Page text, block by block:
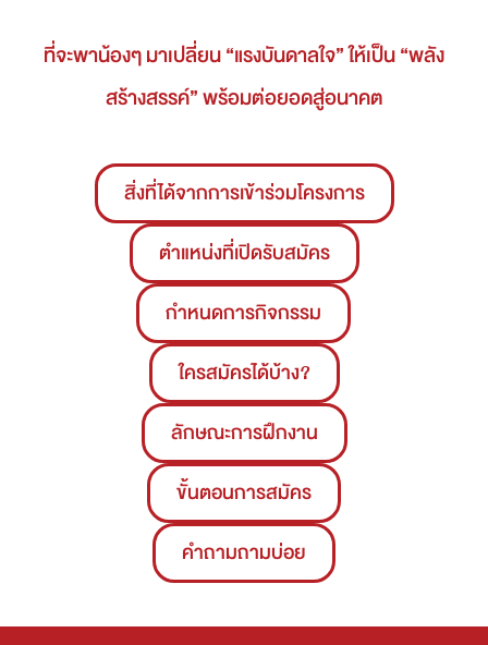
ที่จะพาน้องๆ มาเปลี่ยน “แรงบันดาลใจ” ให้เป็น “พลัง
สร้างสรรค์” พร้อมต่อยอดสู่อนาคต
สิ่งที่ได้จากการเข้าร่วมโครงการ
ตำแหน่งที่เปิดรับสมัคร
กำหนดการกิจกรรม
ใครสมัครได้บ้าง?
ลักษณะการฝึกงาน
ขั้นตอนการสมัคร
คำถามถามบ่อย